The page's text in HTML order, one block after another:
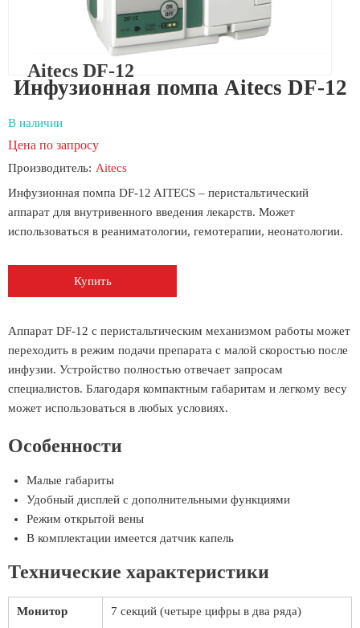
Aitecs DF-12
Инфузионная помпа Aitecs DF-12
В наличии
Цена по запросу
Производитель: Aitecs
Инфузионная помпа DF-12 AITECS – перистальтический
аппарат для внутривенного введения лекарств. Может
использоваться в реаниматологии, гемотерапии, неонатологии.
Купить
Аппарат DF-12 с перистальтическим механизмом работы может
переходить в режим подачи препарата с малой скоростью после
инфузии. Устройство полностью отвечает запросам
специалистов. Благодаря компактным габаритам и легкому весу
может использоваться в любых условиях.
Особенности
Малые габариты
Удобный дисплей с дополнительными функциями
Режим открытой вены
В комплектации имеется датчик капель
Технические характеристики
Монитор 7 секций (четыре цифры в два ряда)